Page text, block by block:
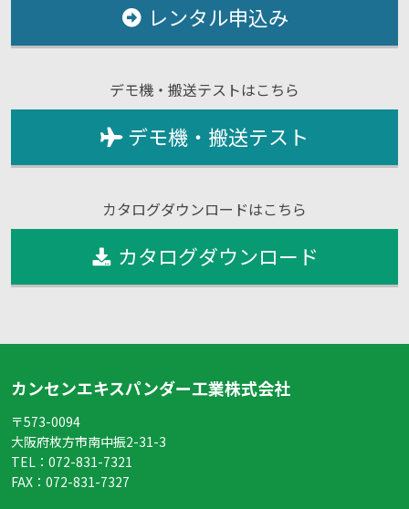
レンタル申込み
デモ機・搬送テストはこちら
デモ機・搬送テスト
カタログダウンロードはこちら
カタログダウンロード
カンセンエキスパンダー工業株式会社
〒573-0094
大阪府枚方市南中振2-31-3
TEL： 072-831-7321
FAX： 072-831-7327